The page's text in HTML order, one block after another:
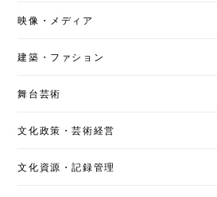
映像・メディア
建築・ファション
舞台芸術
文化政策・芸術経営
文化資源・記録管理